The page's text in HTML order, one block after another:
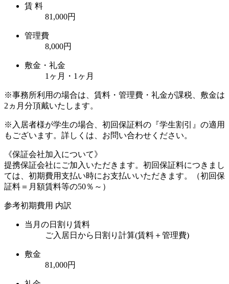
賃 料
81,000円
管理費
8,000円
敷金・礼金
1ヶ月・1ヶ月
※事務所利用の場合は、賃料・管理費・礼金が課税、敷金は
2ヵ月分頂戴いたします。
※入居者様が学生の場合、初回保証料の『学生割引』の適用
もございます。詳しくは、お問い合わせください。
《保証会社加入について》
提携保証会社にご加入いただきます。初回保証料につきまし
ては、初期費用支払い時にお支払いいただきます。（初回保
証料＝月額賃料等の50％～）
参考初期費用 内訳
当月の日割り賃料
ご入居日から日割り計算(賃料＋管理費)
敷金
81,000円